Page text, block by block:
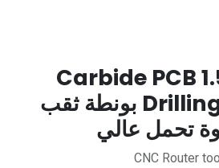
Carbide PCB
Drilling End Mill Bit بونطة ثقب
تحمل عالي
CNC Router